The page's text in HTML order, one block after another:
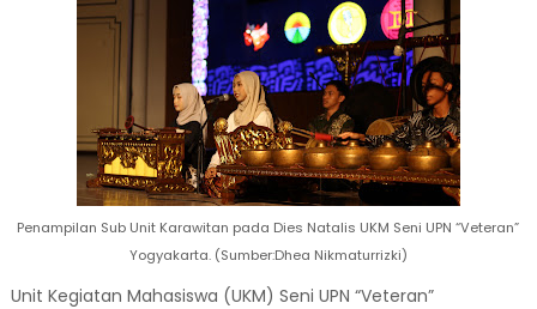
Penampilan Sub Unit Karawitan pada Dies Natalis UKM Seni UPN “Veteran”
Yogyakarta. (Sumber:Dhea Nikmaturrizki)
Unit Kegiatan Mahasiswa (UKM) Seni UPN “Veteran”